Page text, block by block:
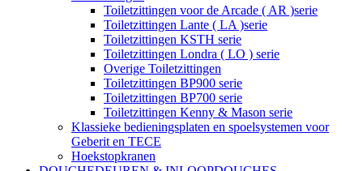
Toiletzittingen voor de Arcade ( AR )serie
Toiletzittingen Lante ( LA )serie
Toiletzittingen KSTH serie
Toiletzittingen Londra ( LO ) serie
Overige Toiletzittingen
Toiletzittingen BP900 serie
Toiletzittingen BP700 serie
Toiletzittingen Kenny & Mason serie
Klassieke bedieningsplaten en spoelsystemen voor
Geberit en TECE
Hoekstopkranen